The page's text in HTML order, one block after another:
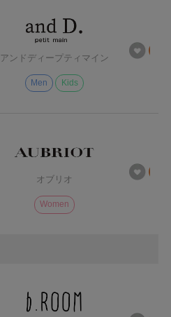
アンドディープティマイン
Men Kids
オブリオ
Women